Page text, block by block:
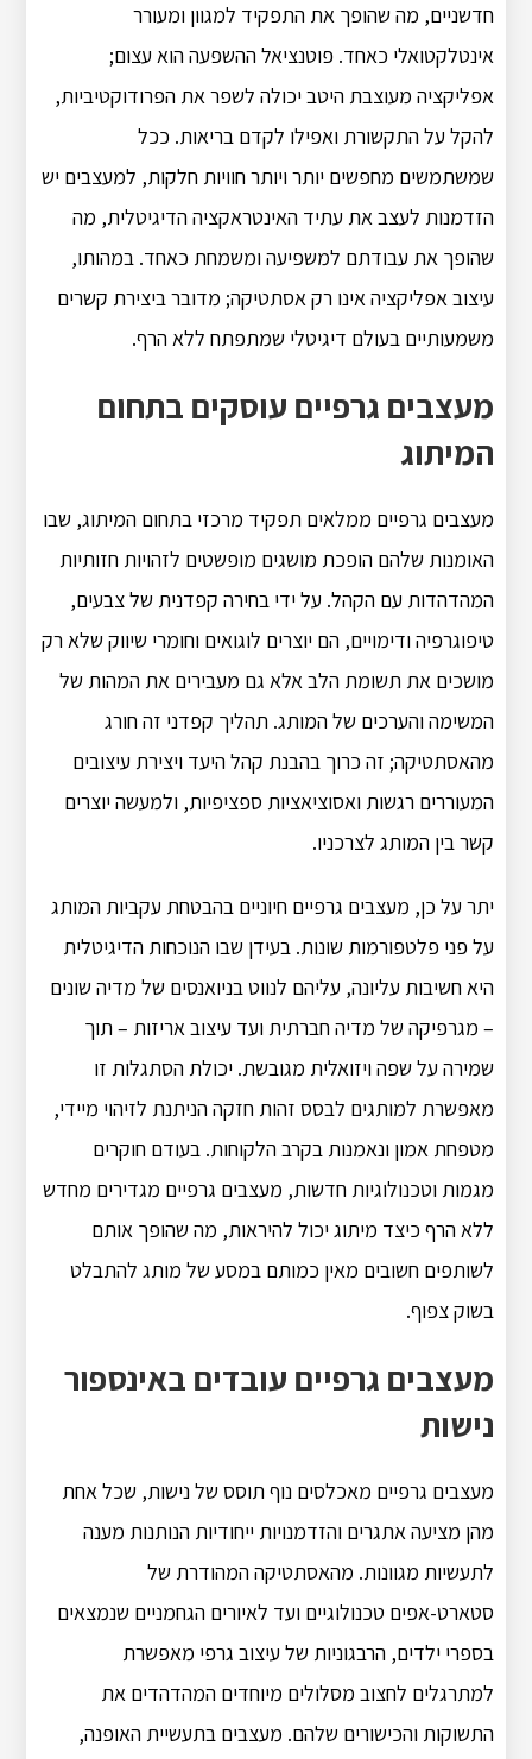
חדשניים, מה שהופך את התפקיד למגוון ומעורר
אינטלקטואלי כאחד. פוטנציאל ההשפעה הוא עצום;
אפליקציה מעוצבת היטב יכולה לשפר את הפרודוקטיביות,
להקל על התקשורת ואפילו לקדם בריאות. ככל
שמשתמשים מחפשים יותר ויותר חוויות חלקות, למעצבים יש
הזדמנות לעצב את עתיד האינטראקציה הדיגיטלית, מה
שהופך את עבודתם למשפיעה ומשמחת כאחד. במהותו,
עיצוב אפליקציה אינו רק אסתטיקה; מדובר ביצירת קשרים
משמעותיים בעולם דיגיטלי שמתפתח ללא הרף.
מעצבים גרפיים עוסקים בתחום
המיתוג
מעצבים גרפיים ממלאים תפקיד מרכזי בתחום המיתוג, שבו
האומנות שלהם הופכת מושגים מופשטים לזהויות חזותיות
המהדהדות עם הקהל. על ידי בחירה קפדנית של צבעים,
טיפוגרפיה ודימויים, הם יוצרים לוגואים וחומרי שיווק שלא רק
מושכים את תשומת הלב אלא גם מעבירים את המהות של
המשימה והערכים של המותג. תהליך קפדני זה חורג
מהאסתטיקה; זה כרוך בהבנת קהל היעד ויצירת עיצובים
המעוררים רגשות ואסוציאציות ספציפיות, ולמעשה יוצרים
קשר בין המותג לצרכניו.
יתר על כן, מעצבים גרפיים חיוניים בהבטחת עקביות המותג
על פני פלטפורמות שונות. בעידן שבו הנוכחות הדיגיטלית
היא חשיבות עליונה, עליהם לנווט בניואנסים של מדיה שונים
– מגרפיקה של מדיה חברתית ועד עיצוב אריזות – תוך
שמירה על שפה ויזואלית מגובשת. יכולת הסתגלות זו
מאפשרת למותגים לבסס זהות חזקה הניתנת לזיהוי מיידי,
מטפחת אמון ונאמנות בקרב הלקוחות. בעודם חוקרים
מגמות וטכנולוגיות חדשות, מעצבים גרפיים מגדירים מחדש
ללא הרף כיצד מיתוג יכול להיראות, מה שהופך אותם
לשותפים חשובים מאין כמותם במסע של מותג להתבלט
בשוק צפוף.
מעצבים גרפיים עובדים באינספור
נישות
מעצבים גרפיים מאכלסים נוף תוסס של נישות, שכל אחת
מהן מציעה אתגרים והזדמנויות ייחודיות הנותנות מענה
לתעשיות מגוונות. מהאסתטיקה המהודרת של
סטארט-אפים טכנולוגיים ועד לאיורים הגחמניים שנמצאים
בספרי ילדים, הרבגוניות של עיצוב גרפי מאפשרת
למתרגלים לחצוב מסלולים מיוחדים המהדהדים את
התשוקות והכישורים שלהם. מעצבים בתעשיית האופנה,